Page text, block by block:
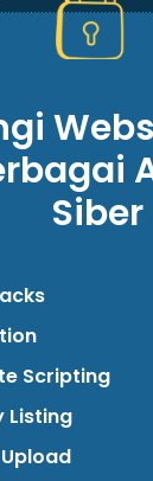
Siber
Scripting
Listing